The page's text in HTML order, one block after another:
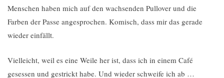
Menschen haben mich auf den wachsenden Pullover und die
Farben der Passe angesprochen. Komisch, dass mir das gerade
wieder einfällt.
Vielleicht, weil es eine Weile her ist, dass ich in einem Café
gesessen und gestrickt habe. Und wieder schweife ich ab …